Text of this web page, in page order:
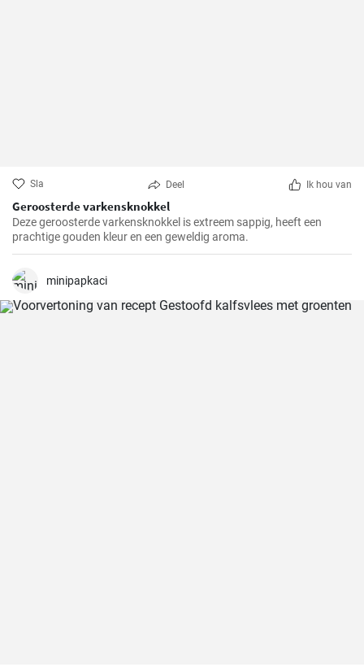
Sla Deel Ik hou van
Geroosterde varkensknokkel
Deze geroosterde varkensknokkel is extreem sappig, heeft een
prachtige gouden kleur en een geweldig aroma.
minipapkaci